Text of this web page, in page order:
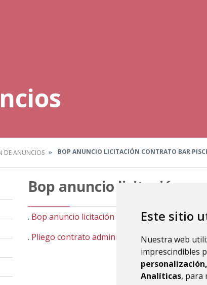
Este sitio
Nuestra web
imprescindibles
personalización,
Analíticas, para
DE ANUNCIOS BOP ANUNCIO LICITACIÓN CONTRATO BAR
Bop anuncio licitación
. Bop anuncio licitación contrato Bar Piscina
. Pliego contrato administrativo especial bar